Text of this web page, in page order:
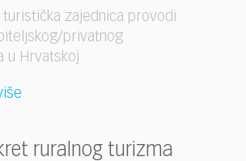
turistička zajednica provodi
privatnog
u Hrvatskoj
ruralnog turizma